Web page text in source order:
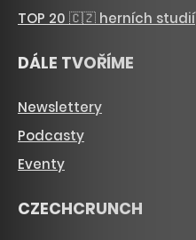
TOP 20 🇨🇿 herních studií
DÁLE TVOŘÍME
Newslettery
Podcasty
Eventy
CZECHCRUNCH